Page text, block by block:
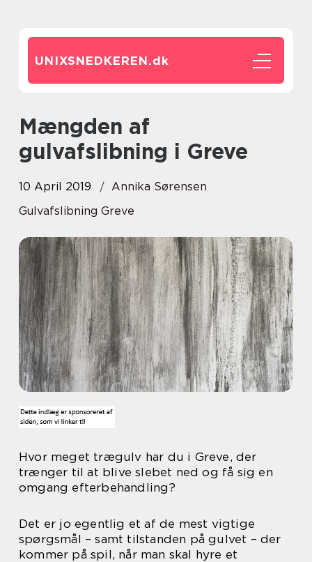
UNIXSNEDKEREN.dk
Mængden af
gulvafslibning i Greve
10 April 2019
Annika Sørensen
Gulvafslibning Greve
Hvor meget trægulv har du i Greve, der
trænger til at blive slebet ned og få sig en
omgang efterbehandling?
Det er jo egentlig et af de mest vigtige
spørgsmål – samt tilstanden på gulvet – der
kommer på spil, når man skal hyre et